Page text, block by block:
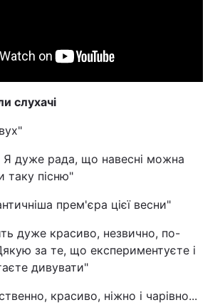
слухачі
Я дуже рада, що навесні можна
таку пісню"
прем'єра цієї весни"
дуже красиво, незвично, по-
за те, що експериментуєте і
дивувати"
красиво, ніжно і чарівно...